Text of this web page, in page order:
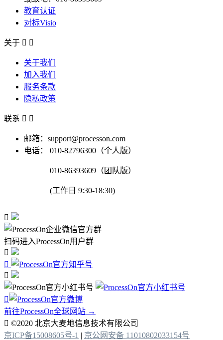
教育认证
对标Visio
关于  
关于我们
加入我们
服务条款
隐私政策
联系  
邮箱：support@processon.com
电话：
010-82796300（个人版）
010-86393609（团队版）
(工作日 9:30-18:30)

扫码进入ProcessOn用户群




前往ProcessOn全球网站 →
 ©2020 北京大麦地信息技术有限公司
京ICP备15008605号-1 | 京公网安备 11010802033154号